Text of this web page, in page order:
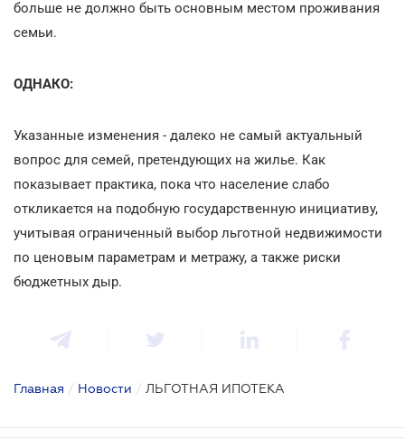
больше не должно быть основным местом проживания
семьи.
ОДНАКО:
Указанные изменения - далеко не самый актуальный
вопрос для семей, претендующих на жилье. Как
показывает практика, пока что население слабо
откликается на подобную государственную инициативу,
учитывая ограниченный выбор льготной недвижимости
по ценовым параметрам и метражу, а также риски
бюджетных дыр.
Главная / Новости / ЛЬГОТНАЯ ИПОТЕКА